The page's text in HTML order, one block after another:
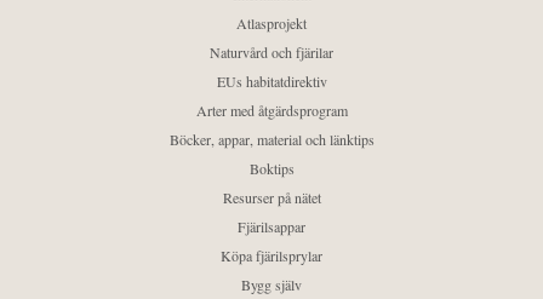
Atlasprojekt
Naturvård och fjärilar
EUs habitatdirektiv
Arter med åtgärdsprogram
Böcker, appar, material och länktips
Boktips
Resurser på nätet
Fjärilsappar
Köpa fjärilsprylar
Bygg själv